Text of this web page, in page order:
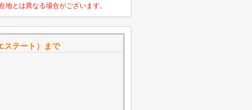
とは異なる場合がございます。
ステート）まで